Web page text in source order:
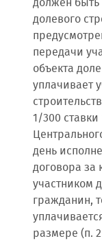
долевого
передачи
объекта
уплачивает
1/300
день
договора за
участником
гражданин,
размере (п.